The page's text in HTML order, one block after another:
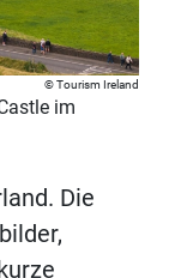
Tourism Ireland
im
Die